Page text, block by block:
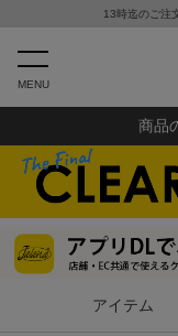
13時迄のご注
MENU
商品
アイテム